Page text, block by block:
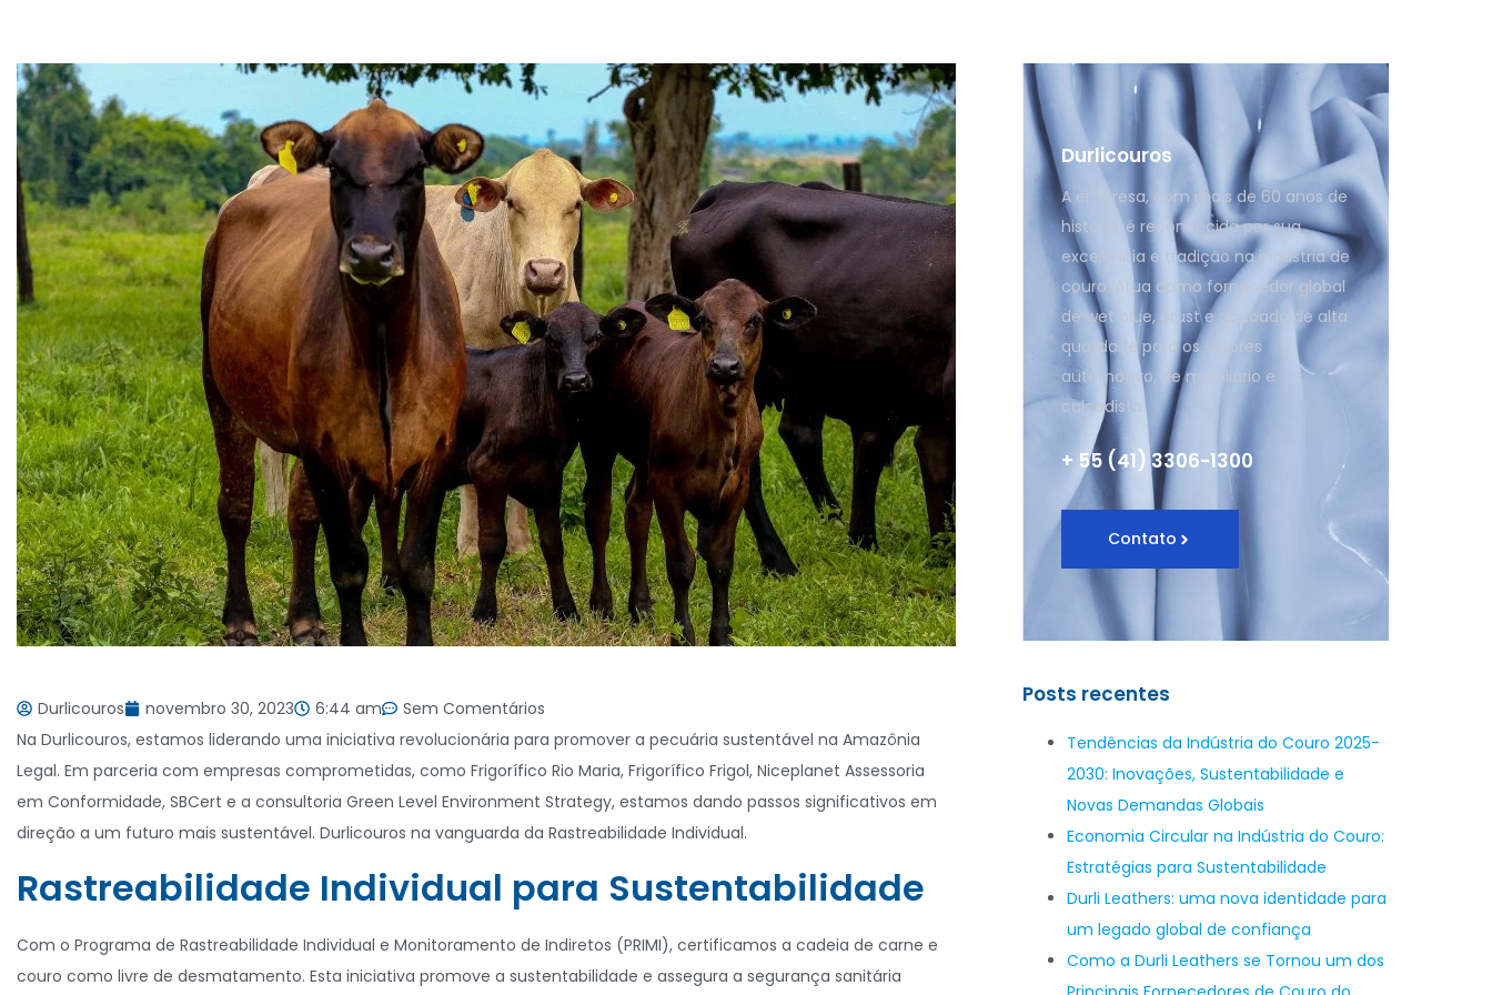
Durlicouros novembro 30, 2023 6:44 am
Sem Comentários
Na Durlicouros, estamos liderando uma iniciativa revolucionária para promover a pecuária sustentável na Amazônia
Legal. Em parceria com empresas comprometidas, como Frigorífico Rio Maria, Frigorífico Frigol, Niceplanet Assessoria
em Conformidade, SBCert e a consultoria Green Level Environment Strategy, estamos dando passos significativos em
direção a um futuro mais sustentável. Durlicouros na vanguarda da Rastreabilidade Individual.
Rastreabilidade Individual para Sustentabilidade
Com o Programa de Rastreabilidade Individual e Monitoramento de Indiretos (PRIMI), certificamos a cadeia de carne e
couro como livre de desmatamento. Esta iniciativa promove a sustentabilidade e assegura a segurança sanitária
Durlicouros
A empresa, com mais de 60 anos de
história, é reconhecida por sua
excelência e tradição na indústria de
couro. Atua como fornecedor global
de wet blue, crust e acabado de alta
qualidade para os setores
automotivo, de mobiliário e
calçadista.
+ 55 (41) 3306-1300
Contato
Posts recentes
Tendências da Indústria do Couro 2025-
2030: Inovações, Sustentabilidade e
Novas Demandas Globais
Economia Circular na Indústria do Couro:
Estratégias para Sustentabilidade
Durli Leathers: uma nova identidade para
um legado global de confiança
Como a Durli Leathers se Tornou um dos